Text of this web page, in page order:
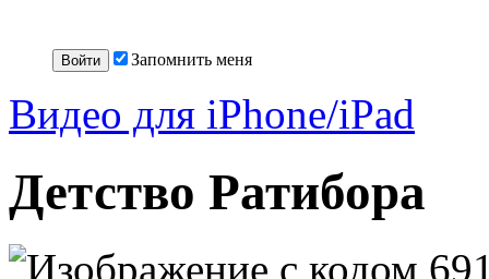
Запомнить меня
Видео для iPhone/iPad
Детство Ратибора